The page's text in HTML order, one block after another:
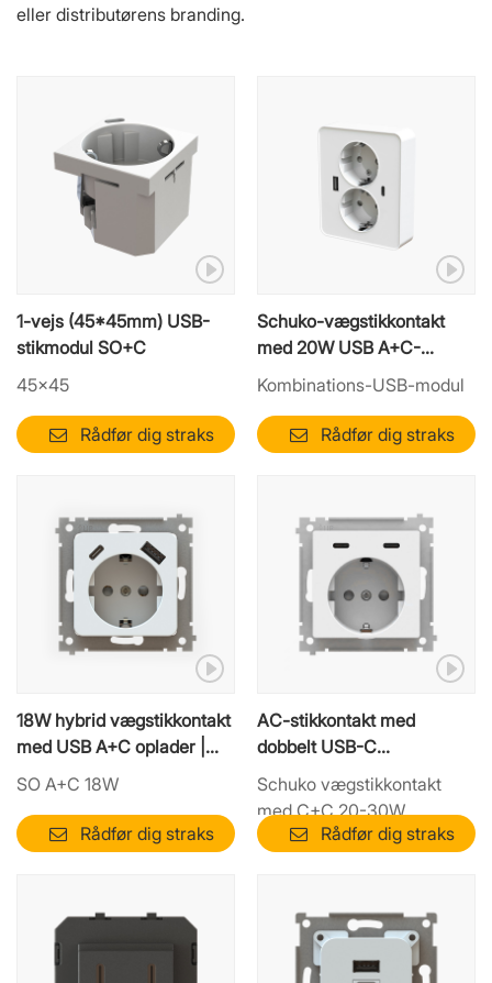
eller distributørens branding.
1-vejs (45*45mm) USB-
stikmodul SO+C
45×45
Rådfør dig straks
Schuko-vægstikkontakt
med 20W USB A+C-
oplader | Hybrid
Kombinations-USB-modul
Rådfør dig straks
18W hybrid vægstikkontakt
med USB A+C oplader |
Omkostningseffektivt
SO A+C 18W
Rådfør dig straks
AC-stikkontakt med
dobbelt USB-C
hurtigopladningsmodul
Schuko vægstikkontakt
med C+C 20-30W
Rådfør dig straks